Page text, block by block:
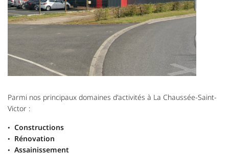
Parmi nos principaux domaines d'activités à La Chaussée-Saint-
Victor :
Constructions
Rénovation
Assainissement